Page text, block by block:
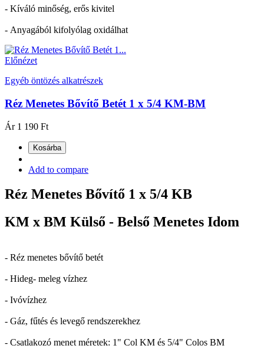
- Kíváló minőség, erős kivitel
- Anyagából kifolyólag oxidálhat
Előnézet
Egyéb öntözés alkatrészek
Réz Menetes Bővítő Betét 1 x 5/4 KM-BM
Ár 1 190 Ft
Kosárba
Add to compare
Réz Menetes Bővítő 1 x 5/4 KB
KM x BM Külső - Belső Menetes Idom
- Réz menetes bővítő betét
- Hideg- meleg vízhez
- Ivóvízhez
- Gáz, fűtés és levegő rendszerekhez
- Csatlakozó menet méretek: 1" Col KM és 5/4" Colos BM